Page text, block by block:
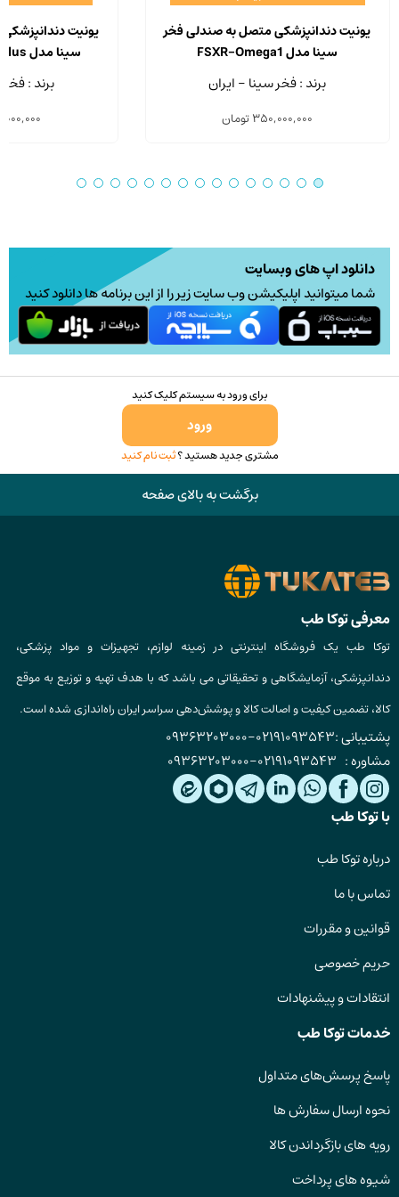
یونیت دندانپزشکی متصل به صندلی فخر
سینا مدل FSXR-Omega1
برند : فخر سینا - ایران
350,000,000تومان
یونیت
سینا مدل FSXR-Omega1 Plus
برند :
دانلود اپ های وبسایت
شما میتوانید اپلیکیشن وب سایت زیر را از این برنامه ها دانلود کنید
برای ورود به سیستم کلیک کنید
ورود
مشتری جدید هستید ؟ثبت نام کنید
برگشت به بالای صفحه
معرفی توکا طب
توکا طب یک فروشگاه اینترنتی در زمینه لوازم، تجهیزات و مواد پزشکی،
دندانپزشکی، آزمایشگاهی و تحقیقاتی می باشد که با هدف تهیه و توزیع به موقع
کالا، تضمین کیفیت و اصالت کالا و پوشش‌دهی سراسر ایران راه‌اندازی شده است.
پشتیبانی :02191093543
-
09363203000
مشاوره : 02191093543
-
09363203000
با توکا طب
درباره توکا طب
تماس با ما
قوانین و مقررات
حریم خصوصی
انتقادات و پیشنهادات
خدمات توکا طب
پاسخ پرسش‌های متداول
نحوه ارسال سفارش ها
رویه های بازگرداندن کالا
شیوه های پرداخت